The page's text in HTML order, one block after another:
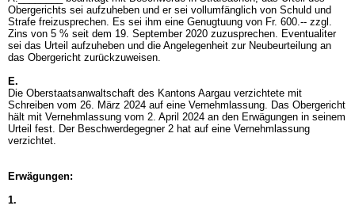
Obergerichts sei aufzuheben und er sei vollumfänglich von Schuld und
Strafe freizusprechen. Es sei ihm eine Genugtuung von Fr. 600.-- zzgl.
Zins von 5 % seit dem 19. September 2020 zuzusprechen. Eventualiter
sei das Urteil aufzuheben und die Angelegenheit zur Neubeurteilung an
das Obergericht zurückzuweisen.
E.
Die Oberstaatsanwaltschaft des Kantons Aargau verzichtete mit
Schreiben vom 26. März 2024 auf eine Vernehmlassung. Das Obergericht
hält mit Vernehmlassung vom 2. April 2024 an den Erwägungen in seinem
Urteil fest. Der Beschwerdegegner 2 hat auf eine Vernehmlassung
verzichtet.
Erwägungen:
1.